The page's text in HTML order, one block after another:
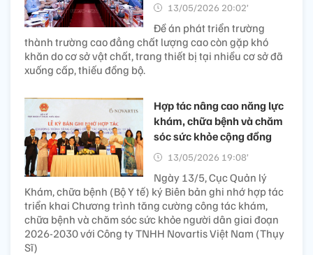
13/05/2026 20:02’
Đề án phát triển trường
thành trường cao đẳng chất lượng cao còn gặp khó
khăn do cơ sở vật chất, trang thiết bị tại nhiều cơ sở đã
xuống cấp, thiếu đồng bộ.
Hợp tác nâng cao năng lực
khám, chữa bệnh và chăm
sóc sức khỏe cộng đồng
13/05/2026 19:08’
Ngày 13/5, Cục Quản lý
Khám, chữa bệnh (Bộ Y tế) ký Biên bản ghi nhớ hợp tác
triển khai Chương trình tăng cường công tác khám,
chữa bệnh và chăm sóc sức khỏe người dân giai đoạn
2026-2030 với Công ty TNHH Novartis Việt Nam (Thụy
Sĩ)